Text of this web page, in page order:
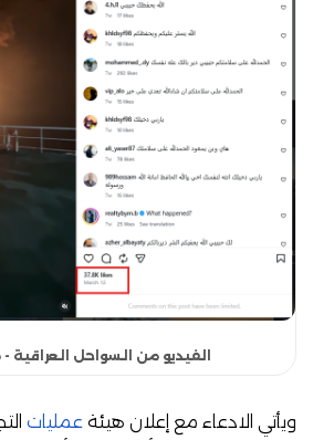
الفيديو من السواحل العراقية -
ويأتي الادعاء مع إعلان هيئة عمليات